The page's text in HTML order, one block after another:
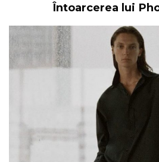
Întoarcerea lui